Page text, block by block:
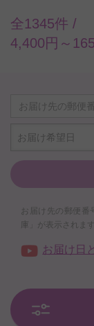
全1345件 /
4,400円～
お届け希望日
お届け先の郵便番
庫」が表示されます
お届け日